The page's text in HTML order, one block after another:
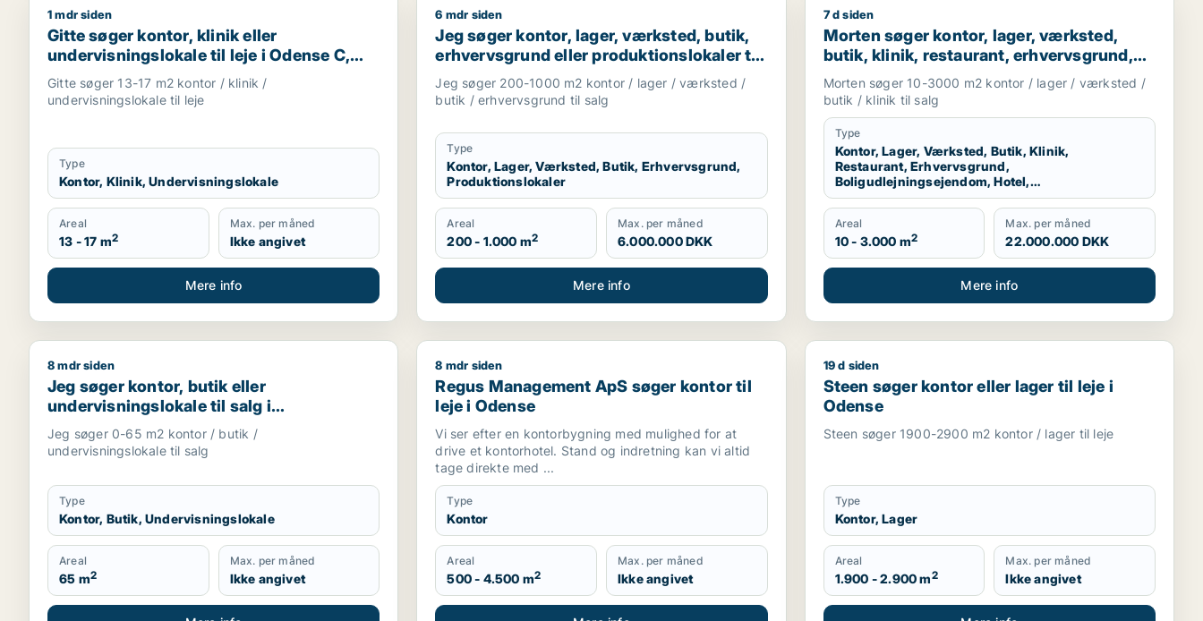
Gitte søger kontor, klinik eller undervisningslokale til leje i Odense C, Odense V eller Odense NV m.fl.
1 mdr siden
Gitte søger kontor, klinik eller
undervisningslokale til leje i Odense C,
Odense V eller Odense NV m.fl.
Gitte søger 13-17 m2 kontor / klinik /
undervisningslokale til leje
Type
Kontor, Klinik, Undervisningslokale
Areal
13 - 17 m2
Max. per måned
Ikke angivet
Mere info
Jeg søger kontor, lager, værksted, butik, erhvervsgrund eller produktionslokaler til salg i Odense
6 mdr siden
Jeg søger kontor, lager, værksted, butik,
erhvervsgrund eller produktionslokaler til
salg i Odense
Jeg søger 200-1000 m2 kontor / lager / værksted /
butik / erhvervsgrund til salg
Type
Kontor, Lager, Værksted, Butik, Erhvervsgrund,
Produktionslokaler
Areal
200 - 1.000 m2
Max. per måned
6.000.000 DKK
Mere info
Morten søger kontor, lager, værksted, butik, klinik,
7 d siden
Morten søger kontor, lager, værksted,
butik, klinik, restaurant, erhvervsgrund,
boligudlejningsejendom, hotel,
produktionslokaler eller garage til salg i
Odense
Morten søger 10-3000 m2 kontor / lager / værksted /
butik / klinik til salg
Type
Kontor, Lager, Værksted, Butik, Klinik,
Restaurant, Erhvervsgrund,
Boligudlejningsejendom, Hotel,
Produktionslokaler, Garage
Areal
10 - 3.000 m2
Max. per måned
22.000.000 DKK
Mere info
Jeg søger kontor, butik eller undervisningslokale til salg i Storkøbenhavn, Nordsjælland eller Fyn m.fl.
8 mdr siden
Jeg søger kontor, butik eller
undervisningslokale til salg i
Storkøbenhavn, Nordsjælland eller Fyn
m.fl.
Jeg søger 0-65 m2 kontor / butik /
undervisningslokale til salg
Type
Kontor, Butik, Undervisningslokale
Areal
65 m2
Max. per måned
Ikke angivet
Regus Management ApS søger kontor til leje i Odense
8 mdr siden
Regus Management ApS søger kontor til
leje i Odense
Vi ser efter en kontorbygning med mulighed for at
drive et kontorhotel. Stand og indretning kan vi altid
tage direkte med ...
Type
Kontor
Areal
500 - 4.500 m2
Max. per måned
Ikke angivet
Steen søger kontor eller lager til leje i Odense
19 d siden
Steen søger kontor eller lager til leje i
Odense
Steen søger 1900-2900 m2 kontor / lager til leje
Type
Kontor, Lager
Areal
1.900 - 2.900 m2
Max. per måned
Ikke angivet